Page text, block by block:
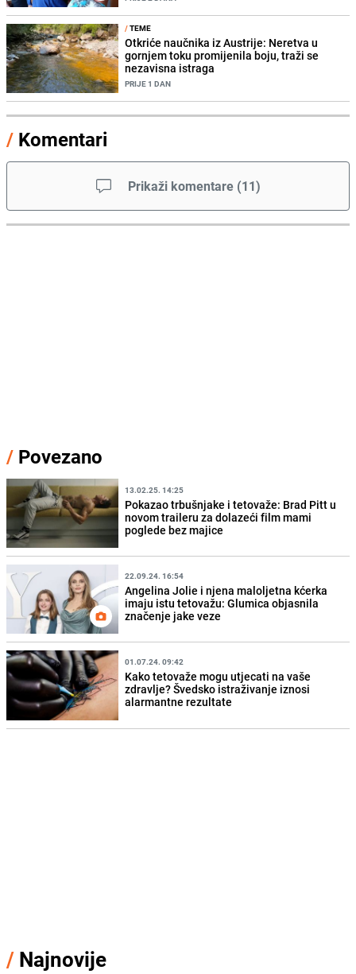
/TEME
Otkriće naučnika iz Austrije: Neretva u
gornjem toku promijenila boju, traži se
nezavisna istraga
PRIJE 1 DAN
/ Komentari
Prikaži komentare (11)
/ Povezano
13.02.25. 14:25
Pokazao trbušnjake i tetovaže: Brad Pitt u
novom traileru za dolazeći film mami
poglede bez majice
22.09.24. 16:54
Angelina Jolie i njena maloljetna kćerka
imaju istu tetovažu: Glumica objasnila
značenje jake veze
01.07.24. 09:42
Kako tetovaže mogu utjecati na vaše
zdravlje? Švedsko istraživanje iznosi
alarmantne rezultate
/ Najnovije